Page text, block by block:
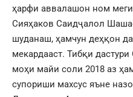
ҳарфи аввалашон ном
Сияҳаков Саидҷалол
шуданаш, ҳамчун деҳқон
мекардааст. Тибқи
моҳи майи соли 2018 аз
супориши махсус яъне